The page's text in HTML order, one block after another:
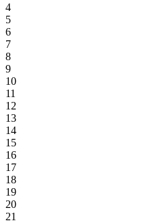
4
5
6
7
8
9
10
11
12
13
14
15
16
17
18
19
20
21